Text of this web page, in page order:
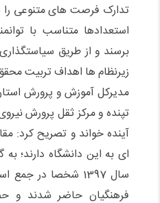
تدارک فرصت های متنوعی را
استعدادها متناسب با
برسند و از طریق
زیرنظام ها اهداف تربیت
مدیرکل آموزش و پرورش
تپنده و مرکز ثقل پرورش
آینده خواند و تصریح کرد:
ای به این دانشگاه دارند؛
سال 1397 شخصا در
فرهنگیان حاضر شدند و